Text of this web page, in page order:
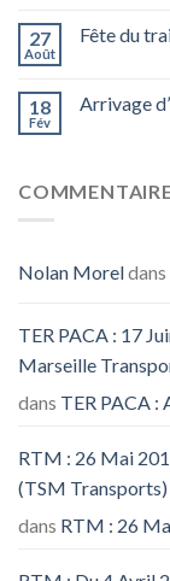
27
Août
Fête du
18
Fév
Arrivage
Nolan Moreldans
TER PACA : 17
Marseille
dans TER PACA :
RTM : 26 Mai
(TSM Transports)
dans RTM : 26